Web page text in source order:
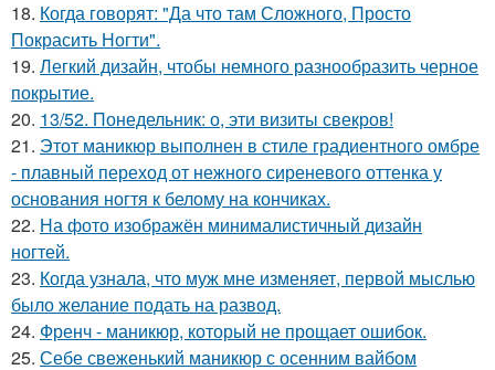
18. Когда говорят: "Да что там Сложного, Просто
Покрасить Ногти".
19. Легкий дизайн, чтобы немного разнообразить черное
покрытие.
20. 13/52. Понедельник: о, эти визиты свекров!
21. Этот маникюр выполнен в стиле градиентного омбре
- плавный переход от нежного сиреневого оттенка у
основания ногтя к белому на кончиках.
22. На фото изображён минималистичный дизайн
ногтей.
23. Когда узнала, что муж мне изменяет, первой мыслью
было желание подать на развод.
24. Френч - маникюр, который не прощает ошибок.
25. Себе свеженький маникюр с осенним вайбом